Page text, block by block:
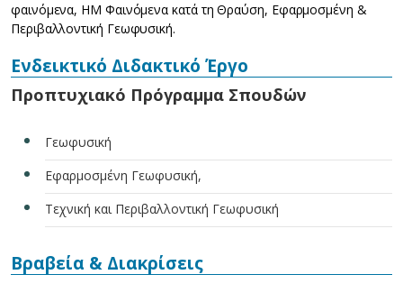
φαινόμενα, ΗΜ Φαινόμενα κατά τη Θραύση, Εφαρμοσμένη &
Περιβαλλοντική Γεωφυσική.
Ενδεικτικό Διδακτικό Έργο
Προπτυχιακό Πρόγραμμα Σπουδών
Γεωφυσική
Εφαρμοσμένη Γεωφυσική,
Τεχνική και Περιβαλλοντική Γεωφυσική
Βραβεία & Διακρίσεις